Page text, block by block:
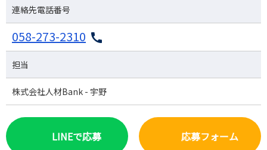
連絡先電話番号
058-273-2310
担当
株式会社人材Bank - 宇野
LINEで応募 応募フォーム